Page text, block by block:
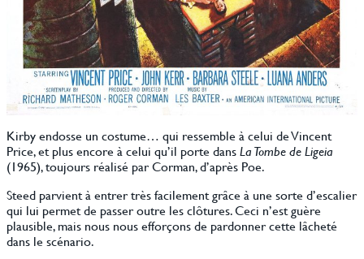
Kirby endosse un costume… qui ressemble à celui de Vincent
Price, et plus encore à celui qu’il porte dansLa Tombe de Ligeia
(1965), toujours réalisé par Corman, d’après Poe.
Steed parvient à entrer très facilement grâce à une sorte d’escalier
qui lui permet de passer outre les clôtures. Ceci n’est guère
plausible, mais nous nous efforçons de pardonner cette lâcheté
dans le scénario.